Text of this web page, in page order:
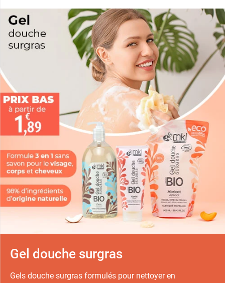
Gel douche surgras
Gels douche surgras formulés pour nettoyer en